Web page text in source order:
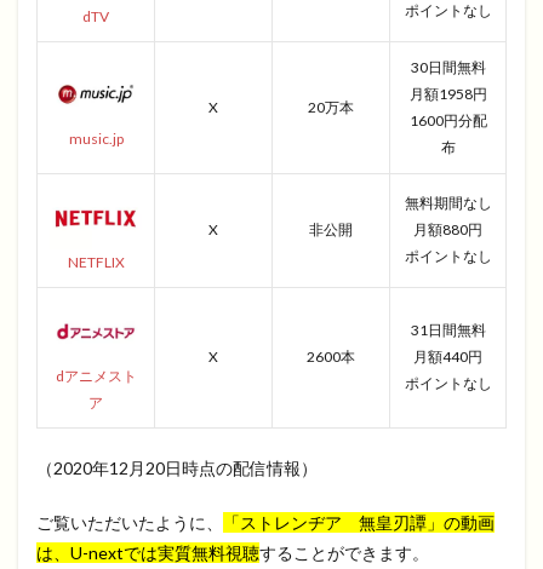
dTV
ポイントなし
music.jp
X 20万本
30日間無料
月額1958円
1600円分配
布
NETFLIX
X 非公開
無料期間なし
月額880円
ポイントなし
dアニメスト
ア
X 2600本
31日間無料
月額440円
ポイントなし
（2020年12月20日時点の配信情報）
ご覧いただいたように、
「ストレンヂア 無皇刃譚」の動画
は、U-nextでは実質無料視聴することができます。